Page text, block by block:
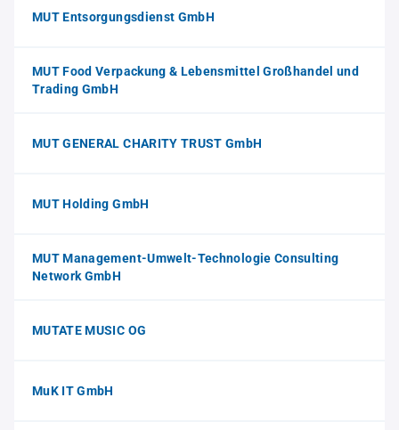
MUT Entsorgungsdienst GmbH
MUT Food Verpackung & Lebensmittel Großhandel und
Trading GmbH
MUT GENERAL CHARITY TRUST GmbH
MUT Holding GmbH
MUT Management-Umwelt-Technologie Consulting
Network GmbH
MUTATE MUSIC OG
MuK IT GmbH